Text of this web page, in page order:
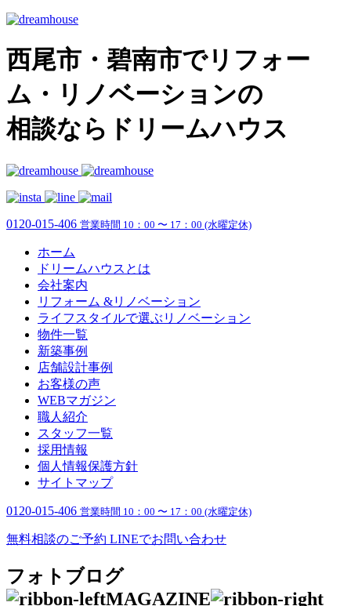
西尾市・碧南市でリフォー
ム・リノベーションの
相談ならドリームハウス
0120-015-406 営業時間 10：00 〜 17：00 (水曜定休)
ホーム
ドリームハウスとは
会社案内
リフォーム &リノベーション
ライフスタイルで選ぶリノベーション
物件一覧
新築事例
店舗設計事例
お客様の声
WEBマガジン
職人紹介
スタッフ一覧
採用情報
個人情報保護方針
サイトマップ
0120-015-406 営業時間 10：00 〜 17：00 (水曜定休)
無料相談のご予約 LINEでお問い合わせ
フォトブログ
MAGAZINE